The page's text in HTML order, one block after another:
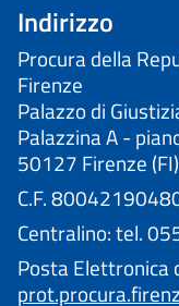
Indirizzo
Procura della
Firenze
Palazzo di
Palazzina A -
50127 Firenze (FI)
C.F.
Centralino: tel.
Posta Elettronica